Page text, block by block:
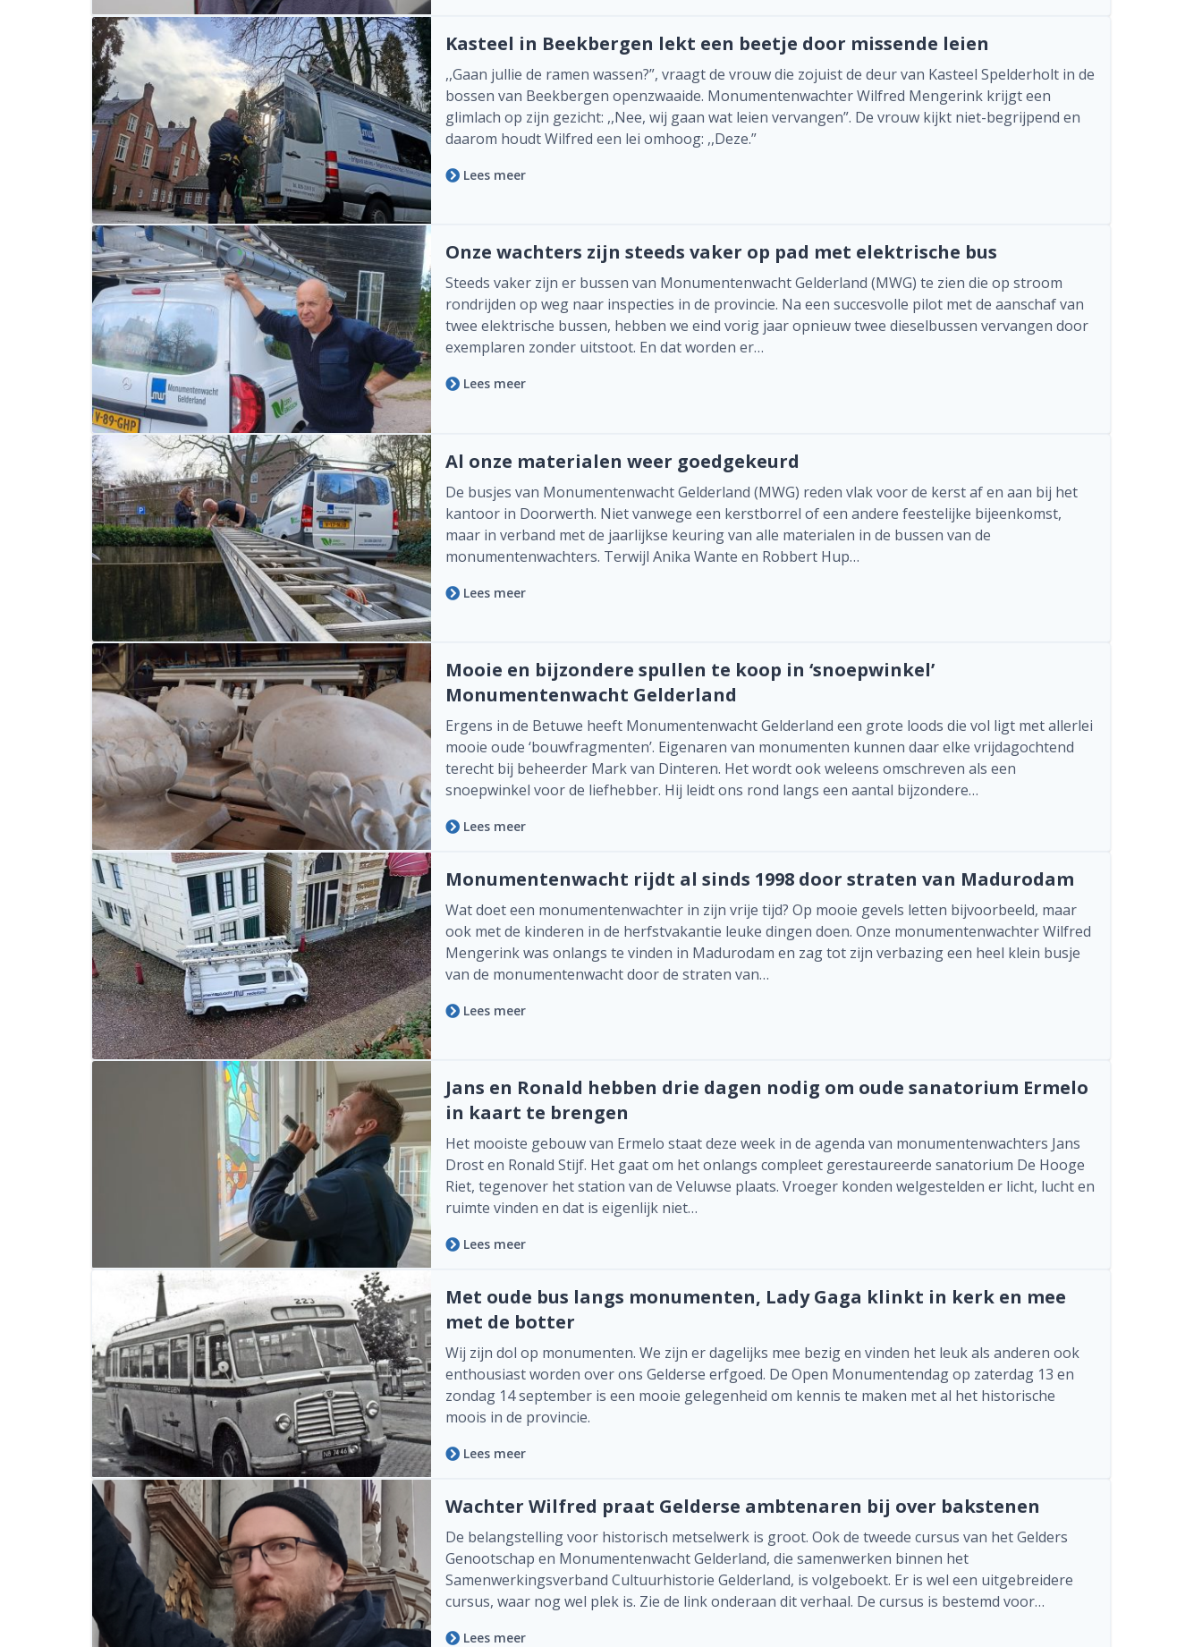
Kasteel in Beekbergen lekt een beetje door missende leien
,,Gaan jullie de ramen wassen?”, vraagt de vrouw die zojuist de deur van Kasteel Spelderholt in de
bossen van Beekbergen openzwaaide. Monumentenwachter Wilfred Mengerink krijgt een
glimlach op zijn gezicht: ,,Nee, wij gaan wat leien vervangen”. De vrouw kijkt niet-begrijpend en
daarom houdt Wilfred een lei omhoog: ,,Deze.”
Lees meer
Onze wachters zijn steeds vaker op pad met elektrische bus
Steeds vaker zijn er bussen van Monumentenwacht Gelderland (MWG) te zien die op stroom
rondrijden op weg naar inspecties in de provincie. Na een succesvolle pilot met de aanschaf van
twee elektrische bussen, hebben we eind vorig jaar opnieuw twee dieselbussen vervangen door
exemplaren zonder uitstoot. En dat worden er…
Lees meer
Al onze materialen weer goedgekeurd
De busjes van Monumentenwacht Gelderland (MWG) reden vlak voor de kerst af en aan bij het
kantoor in Doorwerth. Niet vanwege een kerstborrel of een andere feestelijke bijeenkomst,
maar in verband met de jaarlijkse keuring van alle materialen in de bussen van de
monumentenwachters. Terwijl Anika Wante en Robbert Hup…
Lees meer
Mooie en bijzondere spullen te koop in ‘snoepwinkel’
Monumentenwacht Gelderland
Ergens in de Betuwe heeft Monumentenwacht Gelderland een grote loods die vol ligt met allerlei
mooie oude ‘bouwfragmenten’. Eigenaren van monumenten kunnen daar elke vrijdagochtend
terecht bij beheerder Mark van Dinteren. Het wordt ook weleens omschreven als een
snoepwinkel voor de liefhebber. Hij leidt ons rond langs een aantal bijzondere…
Lees meer
Monumentenwacht rijdt al sinds 1998 door straten van Madurodam
Wat doet een monumentenwachter in zijn vrije tijd? Op mooie gevels letten bijvoorbeeld, maar
ook met de kinderen in de herfstvakantie leuke dingen doen. Onze monumentenwachter Wilfred
Mengerink was onlangs te vinden in Madurodam en zag tot zijn verbazing een heel klein busje
van de monumentenwacht door de straten van…
Lees meer
Jans en Ronald hebben drie dagen nodig om oude sanatorium Ermelo
in kaart te brengen
Het mooiste gebouw van Ermelo staat deze week in de agenda van monumentenwachters Jans
Drost en Ronald Stijf. Het gaat om het onlangs compleet gerestaureerde sanatorium De Hooge
Riet, tegenover het station van de Veluwse plaats. Vroeger konden welgestelden er licht, lucht en
ruimte vinden en dat is eigenlijk niet…
Lees meer
Met oude bus langs monumenten, Lady Gaga klinkt in kerk en mee
met de botter
Wij zijn dol op monumenten. We zijn er dagelijks mee bezig en vinden het leuk als anderen ook
enthousiast worden over ons Gelderse erfgoed. De Open Monumentendag op zaterdag 13 en
zondag 14 september is een mooie gelegenheid om kennis te maken met al het historische
moois in de provincie.
Lees meer
Wachter Wilfred praat Gelderse ambtenaren bij over bakstenen
De belangstelling voor historisch metselwerk is groot. Ook de tweede cursus van het Gelders
Genootschap en Monumentenwacht Gelderland, die samenwerken binnen het
Samenwerkingsverband Cultuurhistorie Gelderland, is volgeboekt. Er is wel een uitgebreidere
cursus, waar nog wel plek is. Zie de link onderaan dit verhaal. De cursus is bestemd voor…
Lees meer